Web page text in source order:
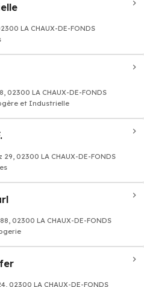
LA CHAUX-DE-FONDS
02300 LA CHAUX-DE-FONDS
et Industrielle
02300 LA CHAUX-DE-FONDS
02300 LA CHAUX-DE-FONDS
02300 LA CHAUX-DE-FONDS